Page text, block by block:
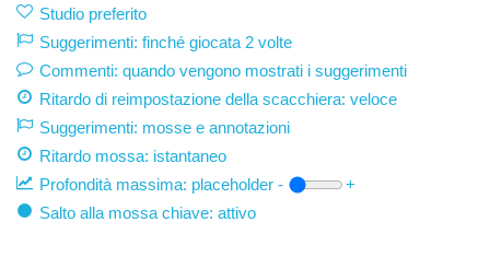
Studio preferito
Suggerimenti: finché giocata 2 volte
Commenti: quando vengono mostrati i suggerimenti
Ritardo di reimpostazione della scacchiera: veloce
Suggerimenti: mosse e annotazioni
Ritardo mossa: istantaneo
Profondità massima: placeholder -
+
Salto alla mossa chiave: attivo